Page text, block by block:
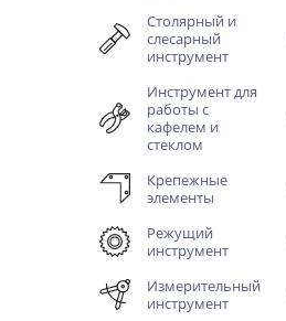
Столярный и
слесарный
инструмент
Инструмент для
работы с
кафелем и
стеклом
Крепежные
элементы
Режущий
инструмент
Измерительный
инструмент